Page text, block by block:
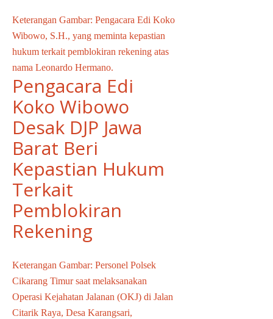
Keterangan Gambar: Pengacara Edi Koko
Wibowo, S.H., yang meminta kepastian
hukum terkait pemblokiran rekening atas
nama Leonardo Hermano.
Pengacara Edi
Koko Wibowo
Desak DJP Jawa
Barat Beri
Kepastian Hukum
Terkait
Pemblokiran
Rekening
Keterangan Gambar: Personel Polsek
Cikarang Timur saat melaksanakan
Operasi Kejahatan Jalanan (OKJ) di Jalan
Citarik Raya, Desa Karangsari,